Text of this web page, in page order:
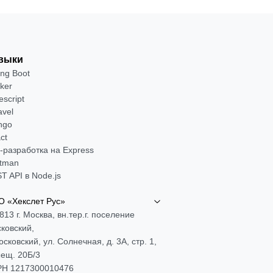
Boot
разработка на Express
API в Node.js
«Хекслет Рус»
г. Москва, вн.тер.г. поселение
ул. Солнечная, д. 3А, стр. 1,
20Б/3
1217300010476